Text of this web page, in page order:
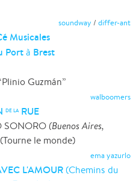
soundway / differ-ant
Musicales
Portà Brest
Guzmán”
walboomers
DE LARUE
SONORO (Buenos Aires,
le monde)
ema yazurlo
L'AMOUR(Chemins du